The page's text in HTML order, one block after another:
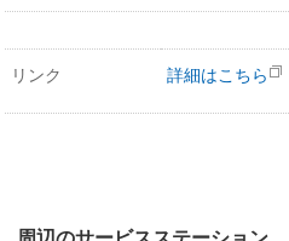
リンク 詳細はこちら